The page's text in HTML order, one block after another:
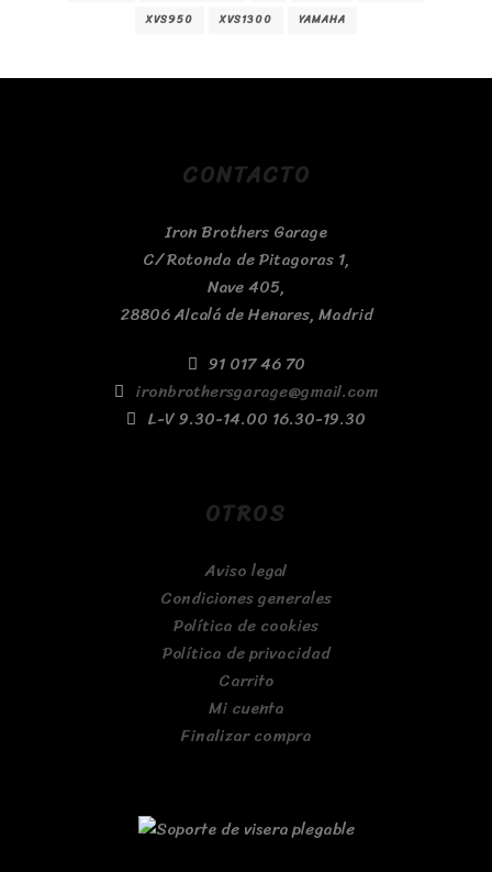
XVS950
XVS1300 YAMAHA
CONTACTO
Iron Brothers Garage
C/ Rotonda de Pitagoras 1,
Nave 405,
28806 Alcalá de Henares, Madrid
91 017 46 70
ironbrothersgarage@gmail.com
L-V 9.30-14.00 16.30-19.30
OTROS
Aviso legal
Condiciones generales
Política de cookies
Política de privacidad
Carrito
Mi cuenta
Finalizar compra